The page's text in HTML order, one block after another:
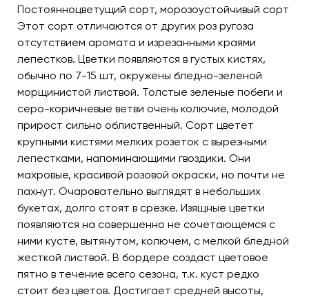
Постоянноцветущий сорт, морозоустойчивый сорт
Этот сорт отличаются от других роз ругоза
отсутствием аромата и изрезанными краями
лепестков. Цветки появляются в густых кистях,
обычно по 7-15 шт, окружены бледно-зеленой
морщинистой листвой. Толстые зеленые побеги и
серо-коричневые ветви очень колючие, молодой
прирост сильно облиственный. Сорт цветет
крупными кистями мелких розеток с вырезными
лепестками, напоминающими гвоздики. Они
махровые, красивой розовой окраски, но почти не
пахнут. Очаровательно выглядят в небольших
букетах, долго стоят в срезке. Изящные цветки
появляются на совершенно не сочетающемся с
ними кусте, вытянутом, колючем, с мелкой бледной
жесткой листвой. В бордере создаст цветовое
пятно в течение всего сезона, т.к. куст редко
стоит без цветов. Достигает средней высоты,